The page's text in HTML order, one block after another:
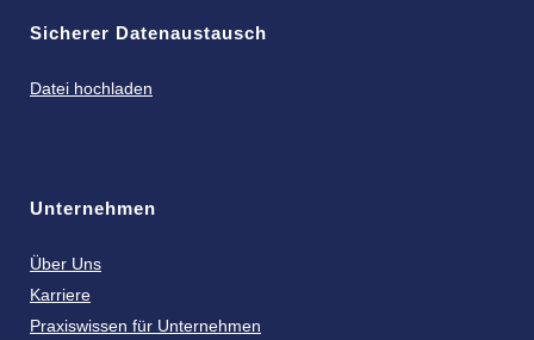
Sicherer Datenaustausch
Datei hochladen
Unternehmen
Über Uns
Karriere
Praxiswissen für Unternehmen